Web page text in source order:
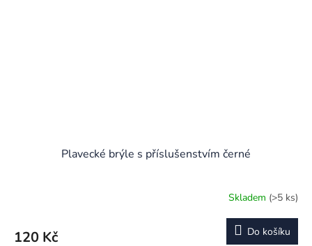
Plavecké brýle s příslušenstvím černé
Skladem (>5 ks)
120 Kč Do košíku